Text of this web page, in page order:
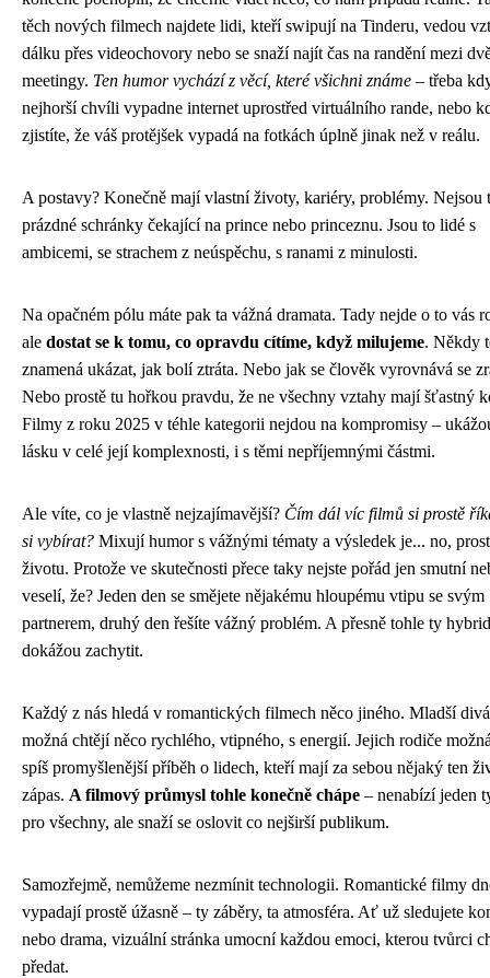
těch nových filmech najdete lidi, kteří swipují na Tinderu, vedou
dálku přes videochovory nebo se snaží najít čas na randění mezi
meetingy. Ten humor vychází z věcí, které všichni známe – třeba
nejhorší chvíli vypadne internet uprostřed virtuálního rande, nebo
zjistíte, že váš protějšek vypadá na fotkách úplně jinak než v reálu.
A postavy? Konečně mají vlastní životy, kariéry, problémy. Nejsou
prázdné schránky čekající na prince nebo princeznu. Jsou to lidé s
ambicemi, se strachem z neúspěchu, s ranami z minulosti.
Na opačném pólu máte pak ta vážná dramata. Tady nejde o to vás
ale dostat se k tomu, co opravdu cítíme, když milujeme. Někdy
znamená ukázat, jak bolí ztráta. Nebo jak se člověk vyrovnává se
Nebo prostě tu hořkou pravdu, že ne všechny vztahy mají šťastný
Filmy z roku 2025 v téhle kategorii nejdou na kompromisy –
lásku v celé její komplexnosti, i s těmi nepříjemnými částmi.
Ale víte, co je vlastně nejzajímavější? Čím dál víc filmů si prostě
si vybírat? Mixují humor s vážnými tématy a výsledek je... no,
životu. Protože ve skutečnosti přece taky nejste pořád jen smutní
veselí, že? Jeden den se smějete nějakému hloupému vtipu se svým
partnerem, druhý den řešíte vážný problém. A přesně tohle ty
dokážou zachytit.
Každý z nás hledá v romantických filmech něco jiného. Mladší
možná chtějí něco rychlého, vtipného, s energií. Jejich rodiče
spíš promyšlenější příběh o lidech, kteří mají za sebou nějaký ten
zápas. A filmový průmysl tohle konečně chápe – nenabízí jeden
pro všechny, ale snaží se oslovit co nejširší publikum.
Samozřejmě, nemůžeme nezmínit technologii. Romantické filmy
vypadají prostě úžasně – ty záběry, ta atmosféra. Ať už sledujete
nebo drama, vizuální stránka umocní každou emoci, kterou tvůrci
předat.